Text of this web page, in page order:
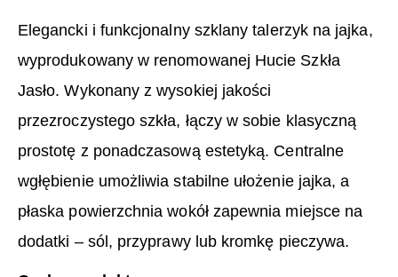
Elegancki i funkcjonalny szklany talerzyk na jajka,
wyprodukowany w renomowanej Hucie Szkła
Jasło. Wykonany z wysokiej jakości
przezroczystego szkła, łączy w sobie klasyczną
prostotę z ponadczasową estetyką. Centralne
wgłębienie umożliwia stabilne ułożenie jajka, a
płaska powierzchnia wokół zapewnia miejsce na
dodatki – sól, przyprawy lub kromkę pieczywa.